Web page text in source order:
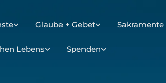
Glaube + Gebet
Lebens Spenden